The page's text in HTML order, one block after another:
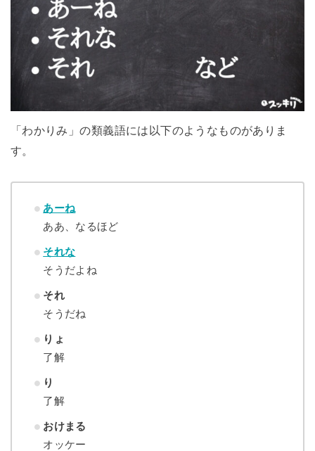
「わかりみ」の類義語には以下のようなものがありま
す。
あーね
ああ、なるほど
それな
そうだよね
それ
そうだね
りょ
了解
り
了解
おけまる
オッケー